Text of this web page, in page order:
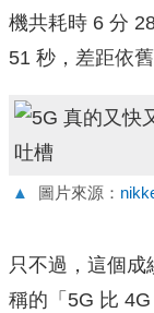
機共耗時 6 分
51 秒，差距依舊
▲ 圖片來源：
只不過，這個
稱的「5G 比